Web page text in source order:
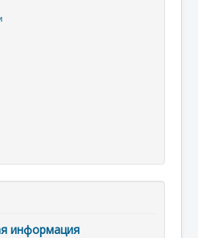
информация